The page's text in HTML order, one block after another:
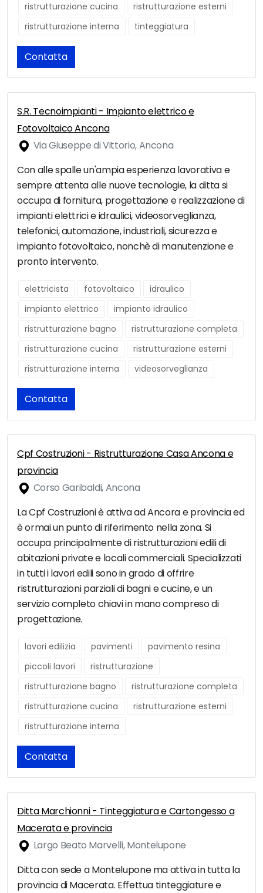
ristrutturazione cucina
ristrutturazione esterni
ristrutturazione interna
tinteggiatura
Contatta
S.R. Tecnoimpianti - Impianto elettrico e
Fotovoltaico Ancona
Via Giuseppe di Vittorio, Ancona
Con alle spalle un'ampia esperienza lavorativa e
sempre attenta alle nuove tecnologie, la ditta si
occupa di fornitura, progettazione e realizzazione di
impianti elettrici e idraulici, videosorveglianza,
telefonici, automazione, industriali, sicurezza e
impianto fotovoltaico, nonchè di manutenzione e
pronto intervento.
elettricista fotovoltaico
idraulico
impianto elettrico
impianto idraulico
ristrutturazione bagno
ristrutturazione completa
ristrutturazione cucina
ristrutturazione esterni
ristrutturazione interna
videosorveglianza
Contatta
Cpf Costruzioni - Ristrutturazione Casa Ancona e
provincia
Corso Garibaldi, Ancona
La Cpf Costruzioni è attiva ad Ancora e provincia ed
è ormai un punto di riferimento nella zona. Si
occupa principalmente di ristrutturazioni edili di
abitazioni private e locali commerciali. Specializzati
in tutti i lavori edili sono in grado di offrire
ristrutturazioni parziali di bagni e cucine, e un
servizio completo chiavi in mano compreso di
progettazione.
lavori edilizia pavimenti
pavimento resina
piccoli lavori
ristrutturazione
ristrutturazione bagno
ristrutturazione completa
ristrutturazione cucina
ristrutturazione esterni
ristrutturazione interna
Contatta
Ditta Marchionni - Tinteggiatura e Cartongesso a
Macerata e provincia
Largo Beato Marvelli, Montelupone
Ditta con sede a Montelupone ma attiva in tutta la
provincia di Macerata. Effettua tinteggiature e